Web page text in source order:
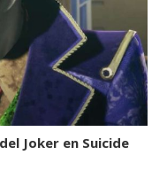
Joker en Suicide